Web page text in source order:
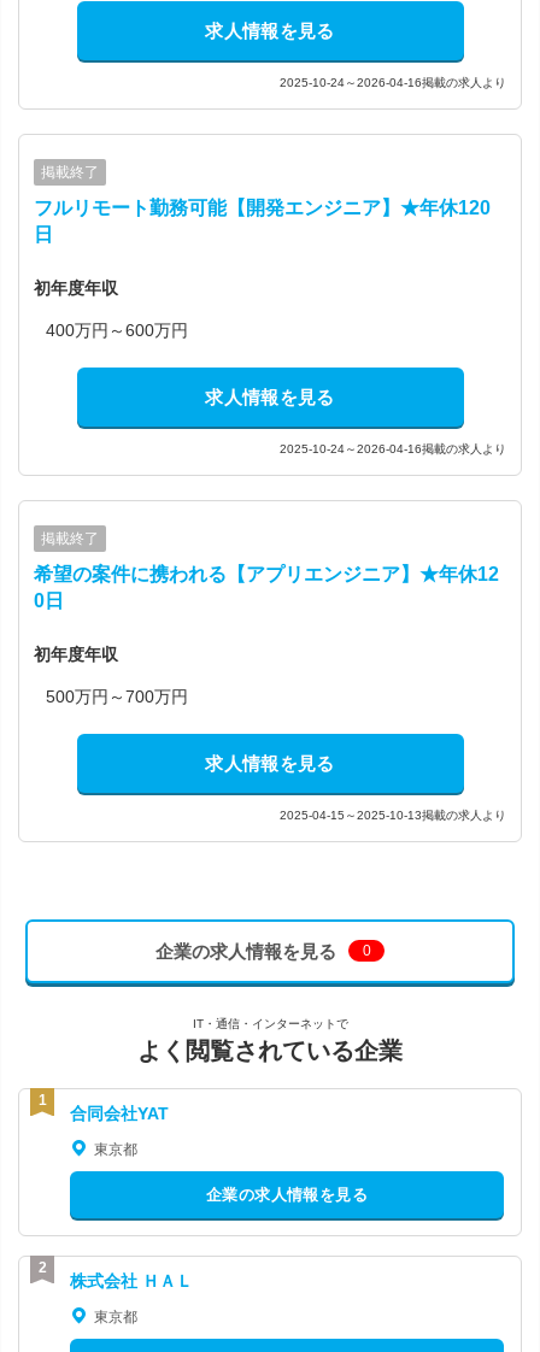
求人情報を見る
2025-10-24～2026-04-16掲載の求人より
掲載終了
フルリモート勤務可能【開発エンジニア】★年休120
日
初年度年収
400万円～600万円
求人情報を見る
2025-10-24～2026-04-16掲載の求人より
掲載終了
希望の案件に携われる【アプリエンジニア】★年休12
0日
初年度年収
500万円～700万円
求人情報を見る
2025-04-15～2025-10-13掲載の求人より
企業の求人情報を見る 0
IT・通信・インターネットで
よく閲覧されている企業
合同会社YAT
東京都
企業の求人情報を見る
株式会社 ＨＡＬ
東京都